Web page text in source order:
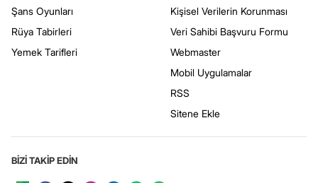
Şans Oyunları
Rüya Tabirleri
Yemek Tarifleri
Kişisel Verilerin Korunması
Veri Sahibi Başvuru Formu
Webmaster
Mobil Uygulamalar
RSS
Sitene Ekle
BİZİ TAKİP EDİN